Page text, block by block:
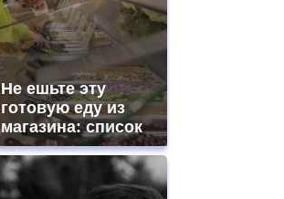
Не ешьте эту
готовую еду из
магазина: список